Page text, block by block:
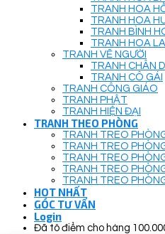
TRANH HOA
TRANH HOA
TRANH BÌNH
TRANH HOA
TRANH VẼ NGƯỜI
TRANH CHÂN
TRANH CÔ GÁI
TRANH CÔNG GIÁO
TRANH PHẬT
TRANH HIỆN ĐẠI
TRANH THEO PHÒNG
TRANH TREO
TRANH TREO
TRANH TREO
TRANH TREO
TRANH TREO
HOT NHẤT
GÓC TƯ VẤN
Login
Đã tô điểm cho hàng